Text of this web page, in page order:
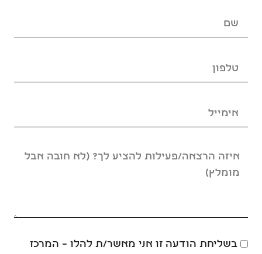
בשליחת הודעה זו אני מאשר/ת להלו – המרכז